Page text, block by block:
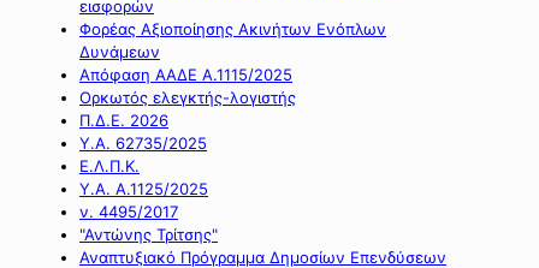
εισφορών
Φορέας Αξιοποίησης Ακινήτων Ενόπλων
Δυνάμεων
Απόφαση ΑΑΔΕ Α.1115/2025
Ορκωτός ελεγκτής-λογιστής
Π.Δ.Ε. 2026
Υ.Α. 62735/2025
Ε.Λ.Π.Κ.
Υ.Α. Α.1125/2025
ν. 4495/2017
"Αντώνης Τρίτσης"
Αναπτυξιακό Πρόγραμμα Δημοσίων Επενδύσεων